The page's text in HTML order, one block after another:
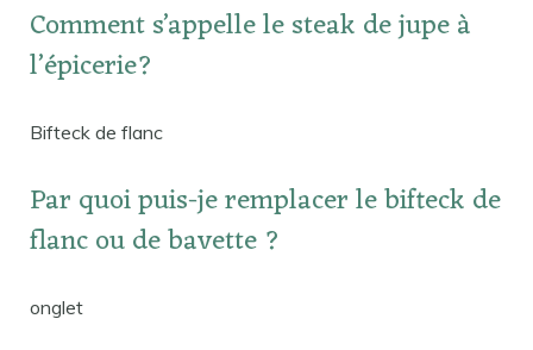
Comment s’appelle le steak de jupe à
l’épicerie?
Bifteck de flanc
Par quoi puis-je remplacer le bifteck de
flanc ou de bavette ?
onglet